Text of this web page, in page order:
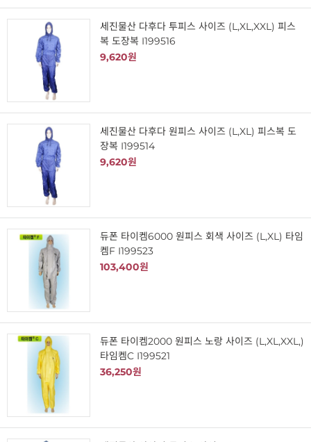
세진물산 다후다 투피스 사이즈 (L,XL,XXL) 피스
복 도장복 I199516
9,620원
세진물산 다후다 원피스 사이즈 (L,XL) 피스복 도
장복 I199514
9,620원
듀폰 타이켐6000 원피스 회색 사이즈 (L,XL) 타임
켐F I199523
103,400원
듀폰 타이켐2000 원피스 노랑 사이즈 (L,XL,XXL,)
타임켐C I199521
36,250원